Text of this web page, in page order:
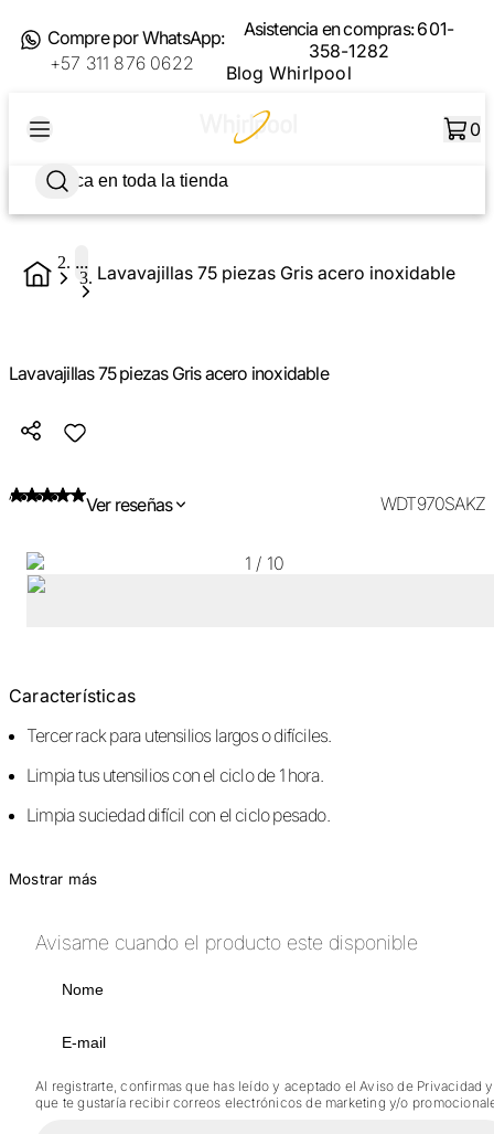
Compre por WhatsApp:
+57 311 876 0622
Asistencia en compras:601-
358-1282
Blog Whirlpool
0
... Lavavajillas 75 piezas Gris acero inoxidable
Lavavajillas 75 piezas Gris acero inoxidable
Ver reseñas WDT970SAKZ
1 / 10
Características
Tercer rack para utensilios largos o difíciles.
Limpia tus utensilios con el ciclo de 1 hora.
Limpia suciedad difícil con el ciclo pesado.
Mostrar más
Avisame cuando el producto este disponible
Al registrarte, confirmas que has leído y aceptado el Aviso de Privacidad y
que te gustaría recibir correos electrónicos de marketing y/o